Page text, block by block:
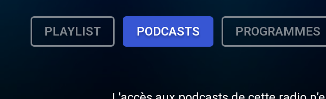
PLAYLIST PODCASTS PROGRAMMES